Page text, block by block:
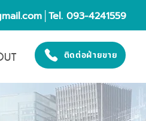
│Tel. 093-4241559
ติดต่อฝ่ายขาย